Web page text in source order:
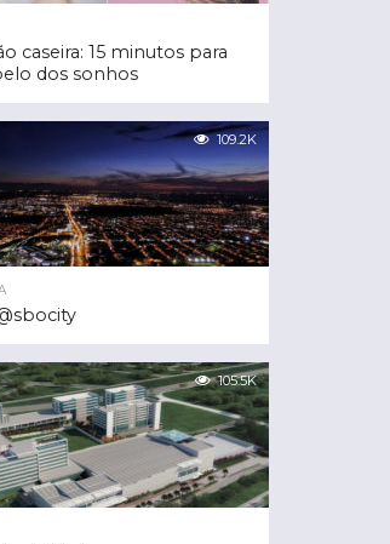
caseira: 15 minutos para
dos sonhos
109.2K
105.5K